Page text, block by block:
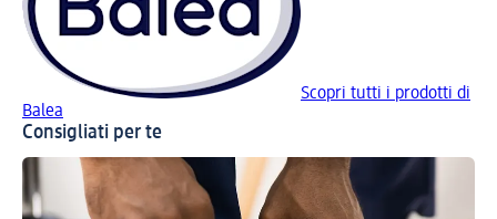
Scopri tutti i prodotti di
Balea
Consigliati per te